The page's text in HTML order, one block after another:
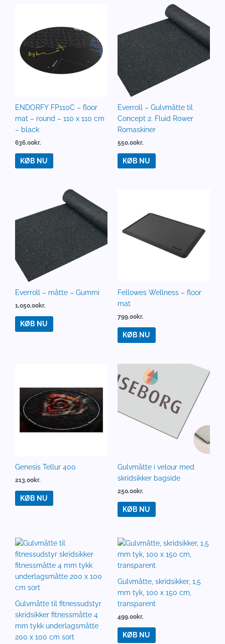
ENDORFY FP110C – floor
mat – round – 110 x 110 cm
– black
636.00kr.
KØB NU
Everroll – Gulvmåtte til
Concept 2. Fluid Rower
Romaskiner
550.00kr.
KØB NU
Everroll – måtte – Gummi
1,050.00kr.
KØB NU
Fellowes Wellness – floor
mat
799.00kr.
KØB NU
Genesis Tellur 400
213.00kr.
KØB NU
Gulvmåtte i velour med
skridsikker bagside
250.00kr.
KØB NU
Gulvmåtte til fitnessudstyr
skridsikker fitnessmåtte 4
mm tykk underlagsmåtte
200 x 100 cm sort
Gulvmåtte, skridsikker, 1,5
mm tyk, 100 x 150 cm,
transparent
499.00kr.
KØB NU